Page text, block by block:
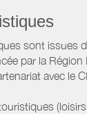
sont issues
par la
avec le